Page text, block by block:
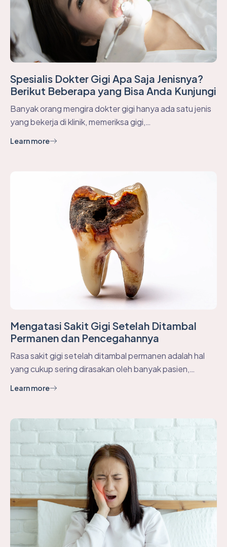
Spesialis Dokter Gigi Apa Saja Jenisnya?
Berikut Beberapa yang Bisa Anda Kunjungi
Banyak orang mengira dokter gigi hanya ada satu jenis
yang bekerja di klinik, memeriksa gigi,…
Learn more
Mengatasi Sakit Gigi Setelah Ditambal
Permanen dan Pencegahannya
Rasa sakit gigi setelah ditambal permanen adalah hal
yang cukup sering dirasakan oleh banyak pasien,…
Learn more